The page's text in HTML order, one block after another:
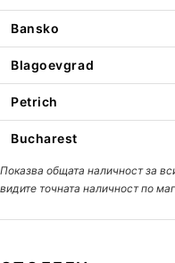
Bansko
Blagoevgrad
Petrich
Bucharest
Показва общата наличност за
видите точната наличност по